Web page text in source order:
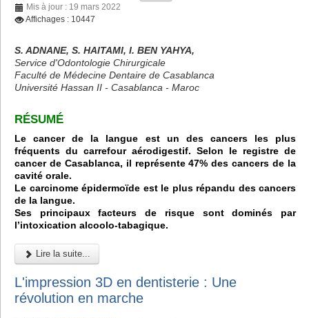
Mis à jour : 19 mars 2022
Affichages : 10447
S. ADNANE, S. HAITAMI, I. BEN YAHYA,
Service d'Odontologie Chirurgicale
Faculté de Médecine Dentaire de Casablanca
Université Hassan II - Casablanca - Maroc
RÉSUMÉ
Le cancer de la langue est un des cancers les plus
fréquents du carrefour aérodigestif. Selon le registre de
cancer de Casablanca, il représente 47% des cancers de la
cavité orale.
Le carcinome épidermoïde est le plus répandu des cancers
de la langue.
Ses principaux facteurs de risque sont dominés par
l’intoxication alcoolo-tabagique.
Lire la suite...
L'impression 3D en dentisterie : Une
révolution en marche